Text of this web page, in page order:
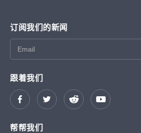
订阅我们的新闻
跟着我们
帮帮我们